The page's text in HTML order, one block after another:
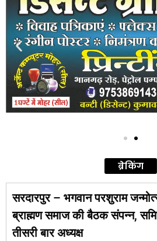
ब्रेकिंग
सरदारपुर – भगवान परशुराम
ब्राह्मण समाज की बैठक संपन्न,
तीसरी बार अध्यक्ष